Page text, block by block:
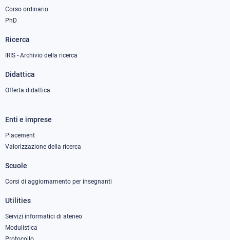
Corso ordinario
PhD
Ricerca
IRIS - Archivio della ricerca
Didattica
Offerta didattica
Footer
column
Enti e imprese
Placement
Valorizzazione della ricerca
Scuole
Corsi di aggiornamento per insegnanti
Utilities
Servizi informatici di ateneo
Modulistica